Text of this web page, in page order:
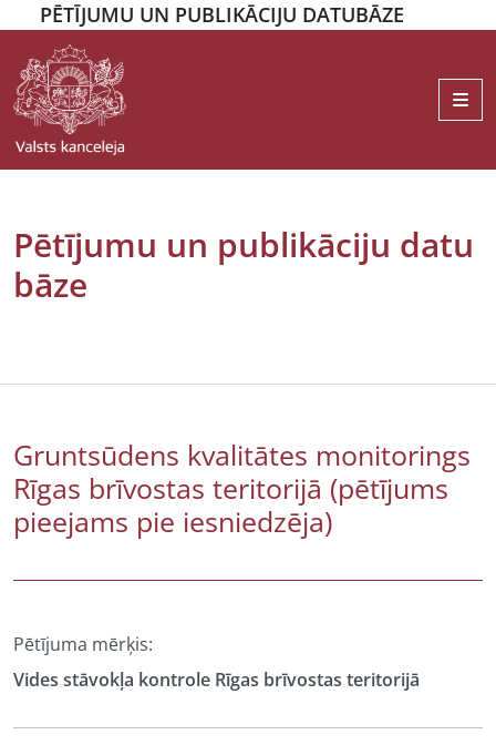
PĒTĪJUMU UN PUBLIKĀCIJU DATUBĀZE
Pētījumu un publikāciju datu
bāze
Gruntsūdens kvalitātes monitorings
Rīgas brīvostas teritorijā (pētījums
pieejams pie iesniedzēja)
Pētījuma mērķis:
Vides stāvokļa kontrole Rīgas brīvostas teritorijā